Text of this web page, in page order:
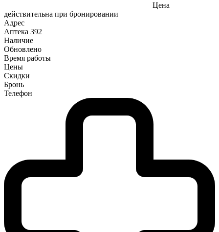
Цена
действительна при бронировании
Адрес
Аптека 392
Наличие
Обновлено
Время работы
Цены
Скидки
Бронь
Телефон